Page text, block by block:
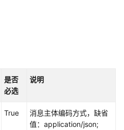
是否
必选
说明
True
消息主体编码方式，缺省
值：application/json;